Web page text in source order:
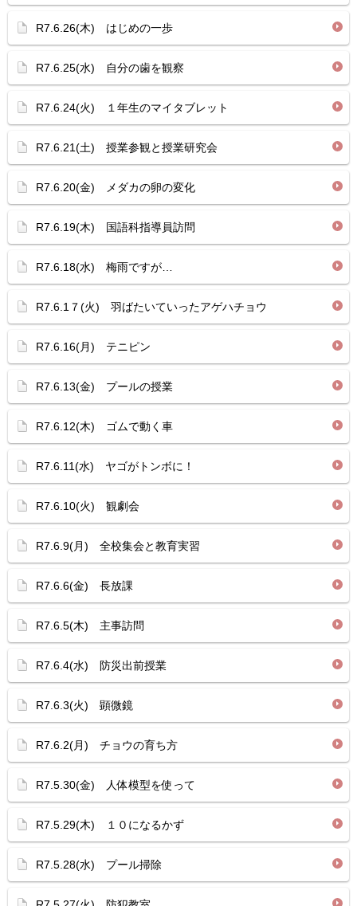
R7.6.26(木) はじめの一歩
R7.6.25(水) 自分の歯を観察
R7.6.24(火) １年生のマイタブレット
R7.6.21(土) 授業参観と授業研究会
R7.6.20(金) メダカの卵の変化
R7.6.19(木) 国語科指導員訪問
R7.6.18(水) 梅雨ですが…
R7.6.1７(火) 羽ばたいていったアゲハチョウ
R7.6.16(月) テニピン
R7.6.13(金) プールの授業
R7.6.12(木) ゴムで動く車
R7.6.11(水) ヤゴがトンボに！
R7.6.10(火) 観劇会
R7.6.9(月) 全校集会と教育実習
R7.6.6(金) 長放課
R7.6.5(木) 主事訪問
R7.6.4(水) 防災出前授業
R7.6.3(火) 顕微鏡
R7.6.2(月) チョウの育ち方
R7.5.30(金) 人体模型を使って
R7.5.29(木) １０になるかず
R7.5.28(水) プール掃除